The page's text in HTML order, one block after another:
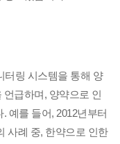
터링 시스템을 통해 양
급하며, 양약으로 인
예를 들어, 2012년부터
사례 중, 한약으로 인한